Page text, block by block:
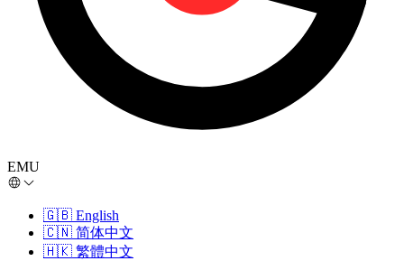
EMU
🇬🇧 English
🇨🇳 简体中文
🇭🇰 繁體中文